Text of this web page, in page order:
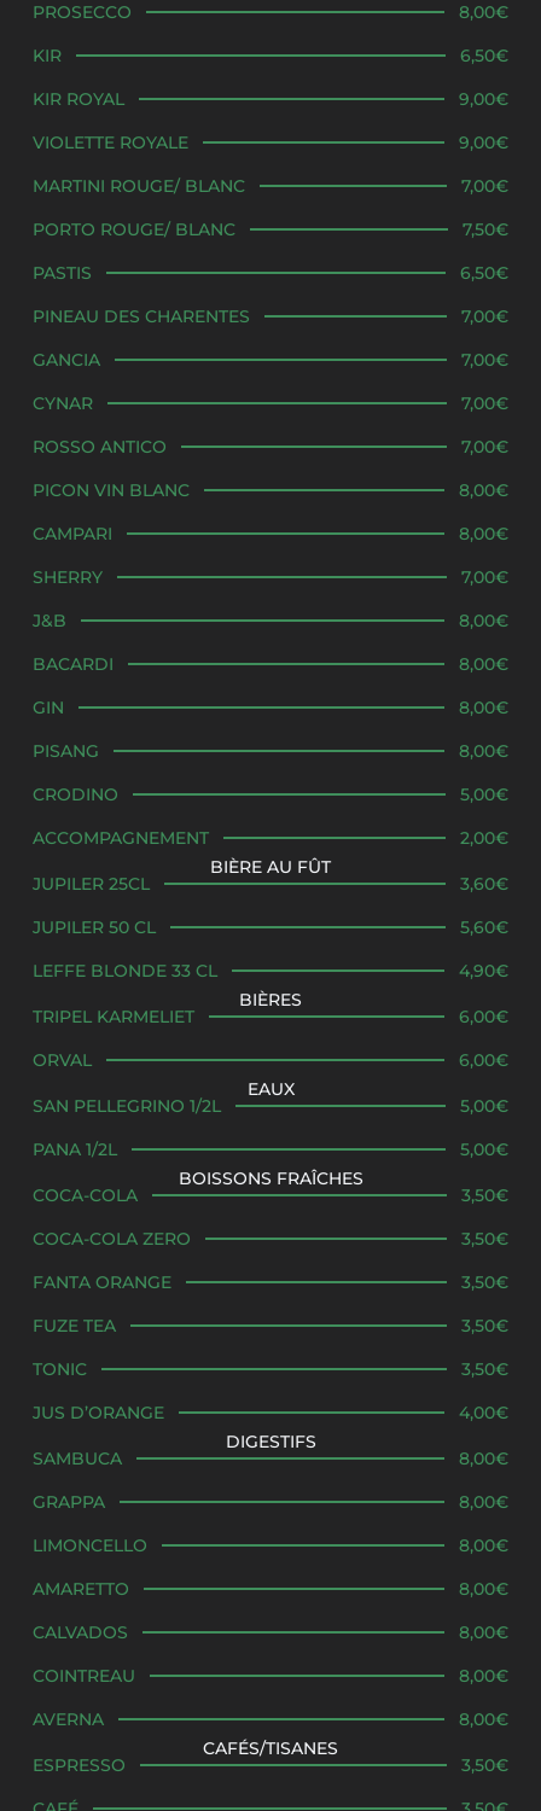
PROSECCO
8,00€
KIR
6,50€
KIR ROYAL
9,00€
VIOLETTE ROYALE
9,00€
MARTINI ROUGE/ BLANC
7,00€
PORTO ROUGE/ BLANC
7,50€
PASTIS
6,50€
PINEAU DES CHARENTES
7,00€
GANCIA
7,00€
CYNAR
7,00€
ROSSO ANTICO
7,00€
PICON VIN BLANC
8,00€
CAMPARI
8,00€
SHERRY
7,00€
J&B
8,00€
BACARDI
8,00€
GIN
8,00€
PISANG
8,00€
CRODINO
5,00€
ACCOMPAGNEMENT
2,00€
BIÈRE AU FÛT
JUPILER 25CL
3,60€
JUPILER 50 CL
5,60€
LEFFE BLONDE 33 CL
4,90€
BIÈRES
TRIPEL KARMELIET
6,00€
ORVAL
6,00€
EAUX
SAN PELLEGRINO 1/2L
5,00€
PANA 1/2L
5,00€
BOISSONS FRAÎCHES
COCA-COLA
3,50€
COCA-COLA ZERO
3,50€
FANTA ORANGE
3,50€
FUZE TEA
3,50€
TONIC
3,50€
JUS D’ORANGE
4,00€
DIGESTIFS
SAMBUCA
8,00€
GRAPPA
8,00€
LIMONCELLO
8,00€
AMARETTO
8,00€
CALVADOS
8,00€
COINTREAU
8,00€
AVERNA
8,00€
CAFÉS/TISANES
ESPRESSO
3,50€